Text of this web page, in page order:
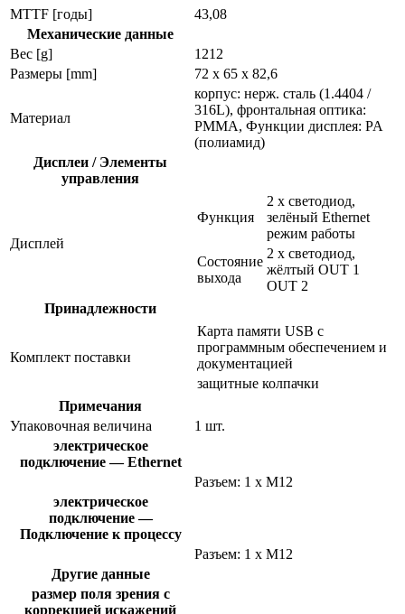
MTTF [годы]
43,08
Механические данные
Вес [g]
1212
Размеры [mm]
72 x 65 x 82,6
Материал
корпус: нерж. сталь (1.4404 /
316L), фронтальная оптика:
PMMA, Функции дисплея: PA
(полиамид)
Дисплеи / Элементы
управления
Дисплей
Функция
2 x светодиод,
зелёный Ethernet
режим работы
Состояние
выхода
2 x светодиод,
жёлтый OUT 1
OUT 2
Принадлежности
Комплект поставки
Карта памяти USB с
программным обеспечением и
документацией
защитные колпачки
Примечания
Упаковочная величина
1 шт.
электрическое
подключение — Ethernet
Разъем: 1 x M12
электрическое
подключение —
Подключение к процессу
Разъем: 1 x M12
Другие данные
размер поля зрения с
коррекцией искажений